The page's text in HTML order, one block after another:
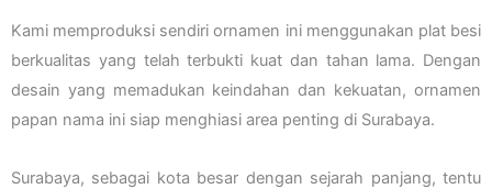
Kami memproduksi sendiri ornamen ini menggunakan plat besi
berkualitas yang telah terbukti kuat dan tahan lama. Dengan
desain yang memadukan keindahan dan kekuatan, ornamen
papan nama ini siap menghiasi area penting di Surabaya.
Surabaya, sebagai kota besar dengan sejarah panjang, tentu